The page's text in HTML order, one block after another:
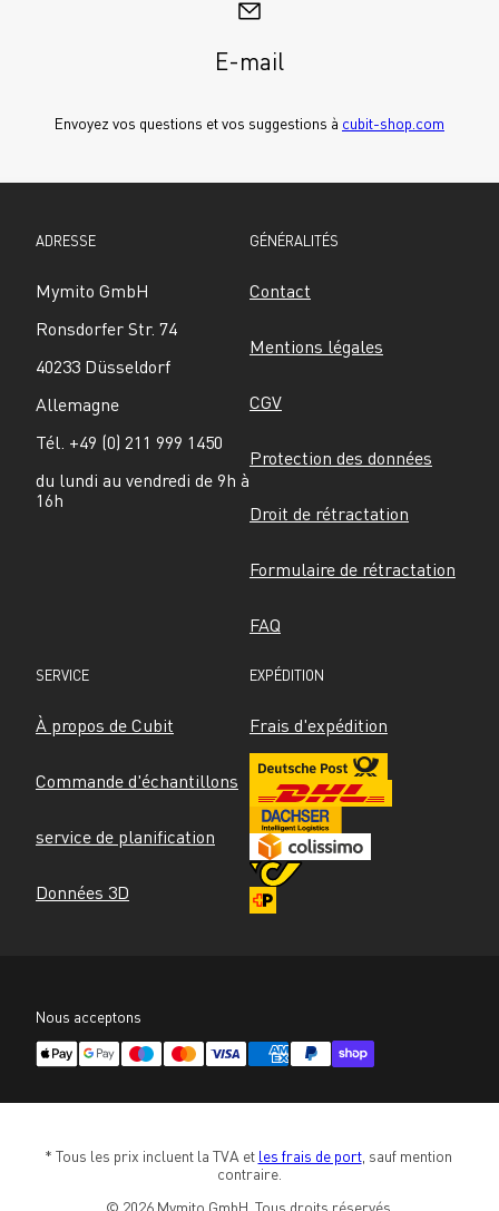
E-mail
Envoyez vos questions et vos suggestions à cubit-shop.com
ADRESSE
Mymito GmbH
Ronsdorfer Str. 74
40233 Düsseldorf
Allemagne
Tél. +49 (0) 211 999 1450
du lundi au vendredi de 9h à
16h
GÉNÉRALITÉS
Contact
Mentions légales
CGV
Protection des données
Droit de rétractation
Formulaire de rétractation
FAQ
SERVICE
À propos de Cubit
Commande d'échantillons
service de planification
Données 3D
EXPÉDITION
Frais d'expédition
Nous acceptons
* Tous les prix incluent la TVA et les frais de port, sauf mention
contraire.
© 2026 Mymito GmbH. Tous droits réservés.